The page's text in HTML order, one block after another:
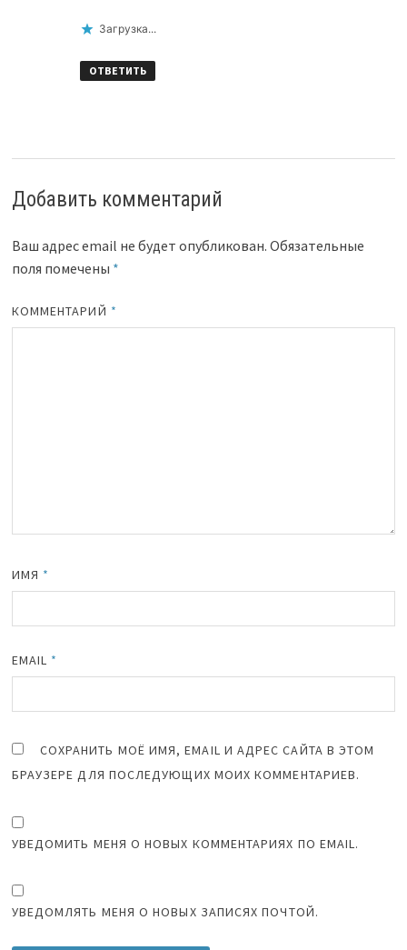
Загрузка...
ОТВЕТИТЬ
Добавить комментарий
Ваш адрес email не будет опубликован. Обязательные
поля помечены *
КОММЕНТАРИЙ *
ИМЯ *
EMAIL *
СОХРАНИТЬ МОЁ ИМЯ, EMAIL И АДРЕС САЙТА В ЭТОМ
БРАУЗЕРЕ ДЛЯ ПОСЛЕДУЮЩИХ МОИХ КОММЕНТАРИЕВ.
УВЕДОМИТЬ МЕНЯ О НОВЫХ КОММЕНТАРИЯХ ПО EMAIL.
УВЕДОМЛЯТЬ МЕНЯ О НОВЫХ ЗАПИСЯХ ПОЧТОЙ.